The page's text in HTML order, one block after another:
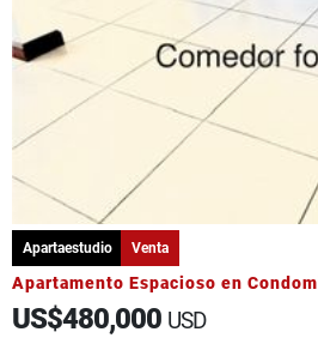
Apartaestudio Venta
Apartamento Espacioso en
US$480,000 USD